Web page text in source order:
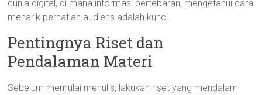
dunia digital, di mana informasi bertebaran, mengetahui cara
menarik perhatian audiens adalah kunci.
Pentingnya Riset dan
Pendalaman Materi
Sebelum memulai menulis, lakukan riset yang mendalam